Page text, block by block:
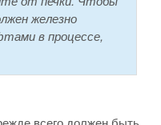
железно
в процессе,